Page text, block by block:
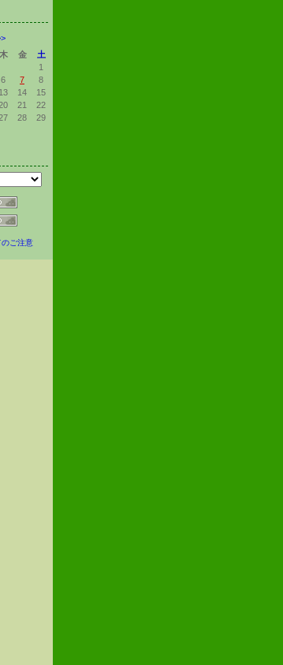
木 金
土
1
6 7
8
13 14
15
21
22
28
29
ご注意